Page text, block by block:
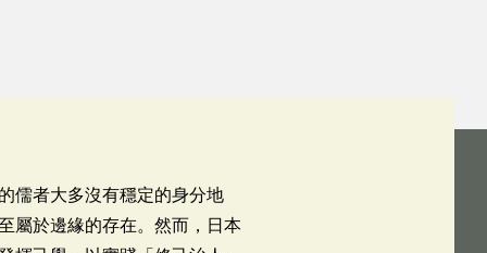
儒者大多沒有穩定的身分地
屬於邊緣的存在。然而，日本